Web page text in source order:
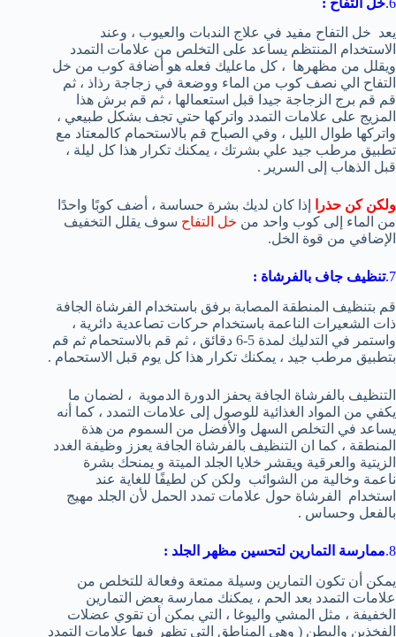
يعد خل التفاح مفيد في علاج الندبات والعيوب ، وعند
الاستخدام المنتظم يساعد على التخلص من علامات التمدد
ويقلل من مظهرها ، كل ماعليك فعله هو أضافة كوب من خل
التفاح الي نصف كوب من الماء ووضعة في زجاجة رذاذ ، ثم
قم قم برج الزجاجة جيدا قبل استعمالها ، ثم قم برش هذا
المزيج على علامات التمدد واتركها حتي تجف بشكل طبيعي ،
واتركها طوال الليل ، وفي الصباح قم بالاستحمام كالمعتاد مع
تطبيق مرطب جيد علي بشرتك ، يمكنك تكرار هذا كل ليلة ،
قبل الذهاب إلى السرير .
ولكن كن حذرا
إذا كان لديك بشرة حساسة ، أضف كوبًا واحدًا
من الماء إلى كوب واحد من خل التفاح سوف يقلل التخفيف
الإضافي من قوة الخل.
7. تنظيف جاف بالفرشاة :
قم بتنظيف المنطقة المصابة برفق باستخدام الفرشاة الجافة
ذات الشعيرات الناعمة باستخدام حركات تصاعدية دائرية ،
واستمر في التدليك لمدة 5-6 دقائق ، ثم قم بالاستحمام ثم قم
بتطبيق مرطب جيد ، يمكنك تكرار هذا كل يوم قبل الاستحمام .
التنظيف بالفرشاة الجافة يحفز الدورة الدموية ، لضمان ما
يكفي من المواد الغذائية للوصول إلى علامات التمدد ، كما أنه
يساعد في التخلص السهل والأفضل من السموم من هذة
المنطقة ، كما ان التنظيف بالفرشاة الجافة يعزز وظيفة الغدد
الزيتية والعرقية ويقشر خلايا الجلد الميتة و يمنحك بشرة
ناعمة وخالية من الشوائب ولكن كن لطيفًا للغاية عند
استخدام الفرشاة حول علامات تمدد الحمل لأن الجلد مهيج
بالفعل وحساس .
8. ممارسة التمارين لتحسين مظهر الجلد :
يمكن أن تكون التمارين وسيلة ممتعة وفعالة للتخلص من
علامات التمدد بعد الحم ، يمكنك ممارسة بعض التمارين
الخفيفة ، مثل المشي واليوغا ، التي بمكن أن تقوي عضلات
الفخذين والبطن ( وهي المناطق التي تظهر فيها علامات التمدد